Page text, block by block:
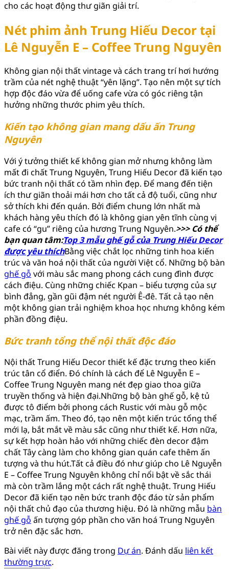
cho các hoạt động thư giãn giải trí.
Nét phim ảnh Trung Hiếu Decor tại
Lê Nguyễn E – Coffee Trung Nguyên
Không gian nội thất vintage và cách trang trí hơi hướng
trầm của nét nghệ thuật “yên lặng”. Tạo nên một sự tích
hợp độc đáo vừa để uống cafe vừa có góc riêng tận
hưởng những thước phim yêu thích.
Kiến tạo không gian mang dấu ấn Trung
Nguyên
Với ý tưởng thiết kế không gian mở nhưng không làm
mất đi chất Trung Nguyên, Trung Hiếu Decor đã kiến tạo
bức tranh nội thất có tầm nhìn đẹp. Để mang đến tiện
ích thư giãn thoải mái hơn cho tất cả độ tuổi, cũng như
sở thích khi đến quán. Bởi điểm chung lớn nhất mà
khách hàng yêu thích đó là không gian yên tĩnh cùng vị
cafe có “gu” riêng của hương Trung Nguyên.>>> Có thể
bạn quan tâm:Top 3 mẫu ghế gỗ của Trung Hiếu Decor
được yêu thíchBằng việc chắt lọc những tinh hoa kiến
trúc và văn hoá nội thất của người Việt cổ. Những bộ bàn
ghế gỗ với màu sắc mang phong cách cung đình được
cách điệu. Cùng những chiếc Kpan – biểu tượng của sự
bình đẳng, gần gũi đậm nét người Ê-đê. Tất cả tạo nên
một không gian trải nghiệm khoa học nhưng không kém
phần đồng điệu.
Bức tranh tổng thể nội thất độc đáo
Nội thất Trung Hiếu Decor thiết kế đặc trưng theo kiến
trúc tân cổ điển. Đó chính là cách để Lê Nguyễn E –
Coffee Trung Nguyên mang nét đẹp giao thoa giữa
truyền thống và hiện đại.Những bộ bàn ghế gỗ, kệ tủ
được tô điểm bởi phong cách Rustic với màu gỗ mộc
mạc, trầm ấm. Theo đó, tạo nên một kiến trúc tổng thể
mới lạ, bắt mắt về màu sắc cũng như thiết kế. Hơn nữa,
sự kết hợp hoàn hảo với những chiếc đèn decor đậm
chất Tây càng làm cho không gian quán cafe thêm ấn
tượng và thu hút.Tất cả điều đó như giúp cho Lê Nguyễn
E – Coffee Trung Nguyên không chỉ nổi bật về sắc thái
mà còn trầm lắng một cách rất nghệ thuật. Trung Hiếu
Decor đã kiến tạo nên bức tranh độc đáo từ sản phẩm
nội thất chủ đạo của thương hiệu. Đó là những mẫu bàn
ghế gỗ ấn tượng góp phần cho văn hoá Trung Nguyên
trở nên đặc sắc hơn.
Bài viết này được đăng trong Dự án. Đánh dấu liên kết
thường trực.